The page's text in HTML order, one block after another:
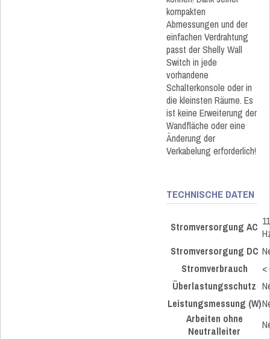
kompakten
Abmessungen und der
einfachen Verdrahtung
passt der Shelly Wall
Switch in jede
vorhandene
Schalterkonsole oder in
die kleinsten Räume. Es
ist keine Erweiterung der
Wandfläche oder eine
Änderung der
Verkabelung erforderlich!
TECHNISCHE DATEN
Stromversorgung AC
Stromversorgung DC
Stromverbrauch
<
Überlastungsschutz
Leistungsmessung (W)
Arbeiten ohne
Neutralleiter